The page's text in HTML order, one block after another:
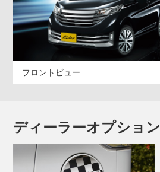
フロントビュー
ディーラーオプション